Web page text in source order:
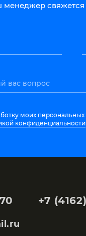
вас вопрос
моих
конфиденциальности
+7